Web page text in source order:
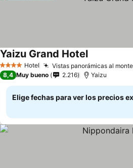
4 EstrellasHotel Vistas panorámicas al
Yaizu Grand HotelVer precios
8,4 Muy bueno 2.216 Yaizu
Elige fechas para ver los precios